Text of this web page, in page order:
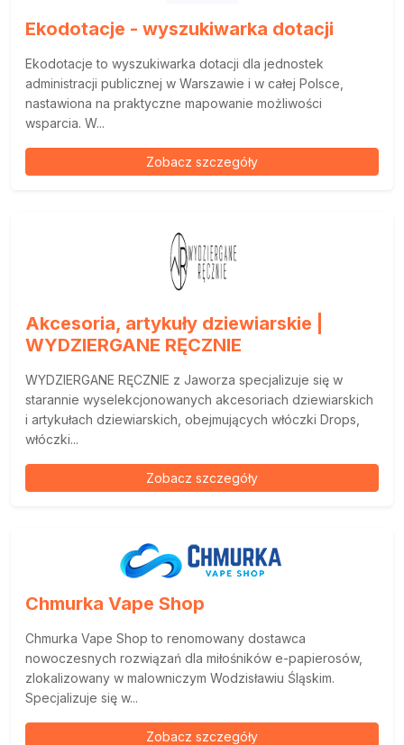
Ekodotacje - wyszukiwarka dotacji
Ekodotacje to wyszukiwarka dotacji dla jednostek
administracji publicznej w Warszawie i w całej Polsce,
nastawiona na praktyczne mapowanie możliwości
wsparcia. W...
Zobacz szczegóły
Akcesoria, artykuły dziewiarskie |
WYDZIERGANE RĘCZNIE
WYDZIERGANE RĘCZNIE z Jaworza specjalizuje się w
starannie wyselekcjonowanych akcesoriach dziewiarskich
i artykułach dziewiarskich, obejmujących włóczki Drops,
włóczki...
Zobacz szczegóły
Chmurka Vape Shop
Chmurka Vape Shop to renomowany dostawca
nowoczesnych rozwiązań dla miłośników e-papierosów,
zlokalizowany w malowniczym Wodzisławiu Śląskim.
Specjalizuje się w...
Zobacz szczegóły